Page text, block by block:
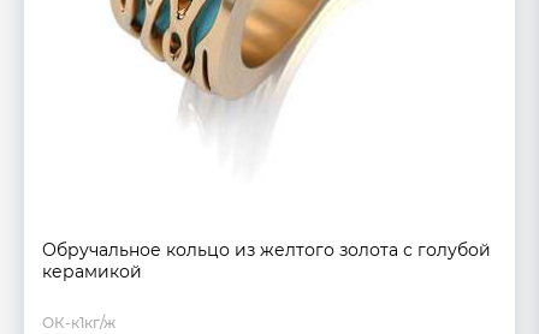
Обручальное кольцо из желтого золота с голубой
керамикой
ОК-к1кг/ж